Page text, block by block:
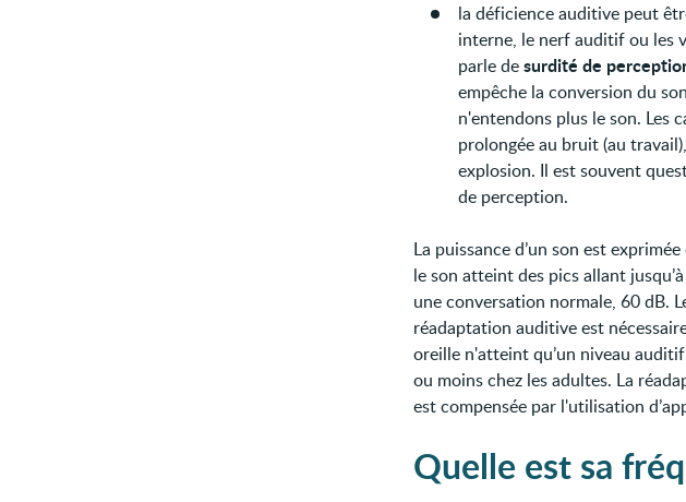
la déficience auditive peut
interne, le nerf auditif ou les
parle desurdité de
empêche la conversion du
n'entendons plus le son. Les
prolongée au bruit (au
explosion. Il est souvent
de perception.
La puissance d’un son est
le son atteint des pics allant
une conversation normale, 60 dB.
réadaptation auditive est
oreille n'atteint qu’un niveau
ou moins chez les adultes. La
est compensée par l'utilisation
Quelle est sa